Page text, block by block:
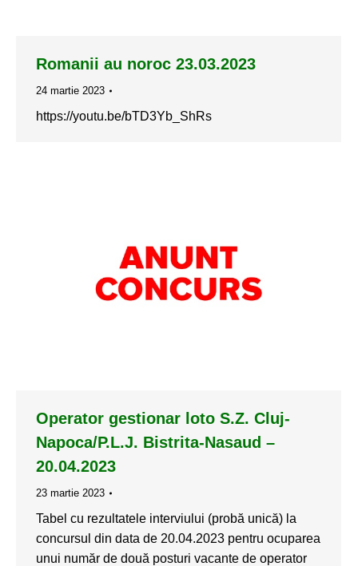
Romanii au noroc 23.03.2023
24 martie 2023
https://youtu.be/bTD3Yb_ShRs
Operator gestionar loto S.Z. Cluj-
Napoca/P.L.J. Bistrita-Nasaud –
20.04.2023
23 martie 2023
Tabel cu rezultatele interviului (probă unică) la
concursul din data de 20.04.2023 pentru ocuparea
unui număr de două posturi vacante de operator